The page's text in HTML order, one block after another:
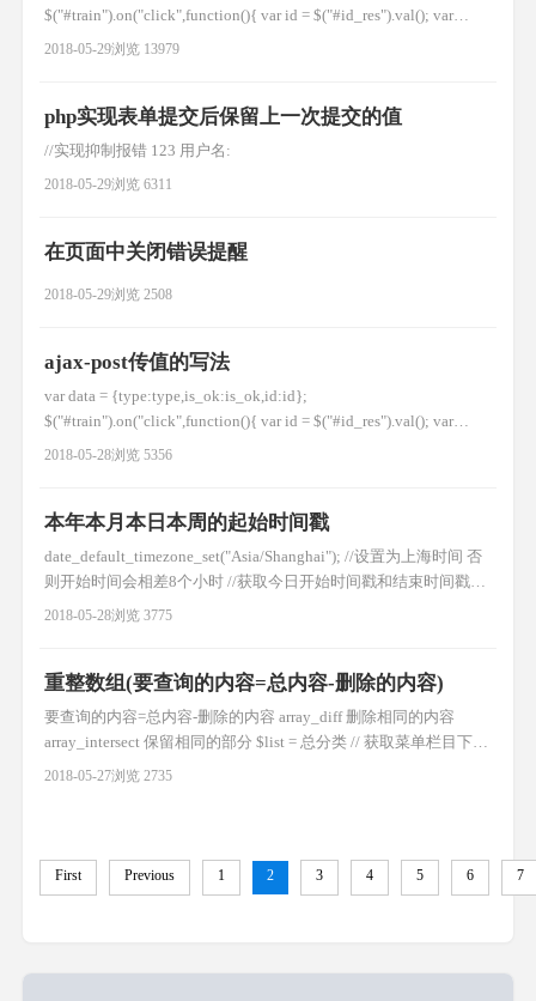
$("#train").on("click",function(){ var id = $("#id_res").val(); var
is_ok = $("#is_ok").val(); var type = 'caiji_train'; //异步获取信息 v
2018-05-29浏览 13979
php实现表单提交后保留上一次提交的值
//实现抑制报错 123 用户名:
2018-05-29浏览 6311
在页面中关闭错误提醒
2018-05-29浏览 2508
ajax-post传值的写法
var data = {type:type,is_ok:is_ok,id:id};
$("#train").on("click",function(){ var id = $("#id_res").val(); var
is_ok = $("#is_ok").val(); var type = 'caiji_train'; //异步获取信息 var
2018-05-28浏览 5356
本年本月本日本周的起始时间戳
date_default_timezone_set("Asia/Shanghai"); //设置为上海时间 否
则开始时间会相差8个小时 //获取今日开始时间戳和结束时间戳
$beginToday=mktime(0,0,0,date('m'),date('d'),date('Y'));
2018-05-28浏览 3775
重整数组(要查询的内容=总内容-删除的内容)
要查询的内容=总内容-删除的内容 array_diff 删除相同的内容
array_intersect 保留相同的部分 $list = 总分类 // 获取菜单栏目下的
所有分类 $arr = []; $del_list = 要删除的分类 //获取分类数据树结构
2018-05-27浏览 2735
First Previous 1 2 3 4 5 6 7